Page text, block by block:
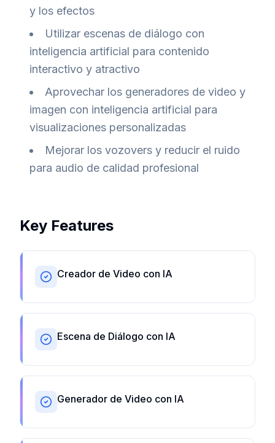
y los efectos
Utilizar escenas de diálogo con
inteligencia artificial para contenido
interactivo y atractivo
Aprovechar los generadores de video y
imagen con inteligencia artificial para
visualizaciones personalizadas
Mejorar los vozovers y reducir el ruido
para audio de calidad profesional
Key Features
Creador de Video con IA
Escena de Diálogo con IA
Generador de Video con IA